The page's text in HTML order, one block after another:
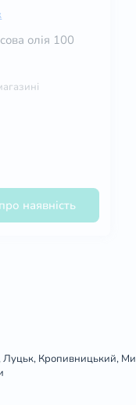
олія 100
наявність
Кропивницький,